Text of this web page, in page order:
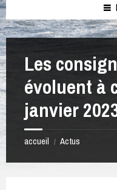
Les
évoluent à
janvier
accueil / Actus